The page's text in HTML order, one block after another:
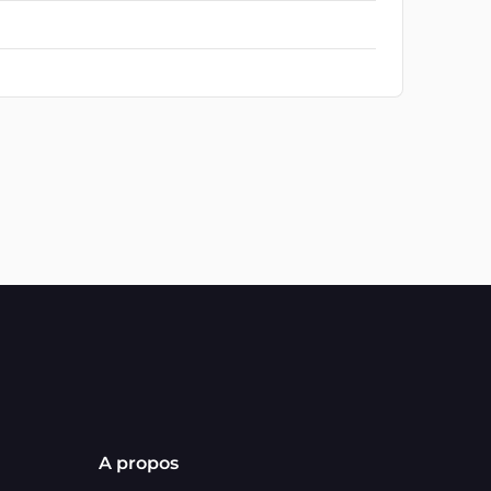
A propos